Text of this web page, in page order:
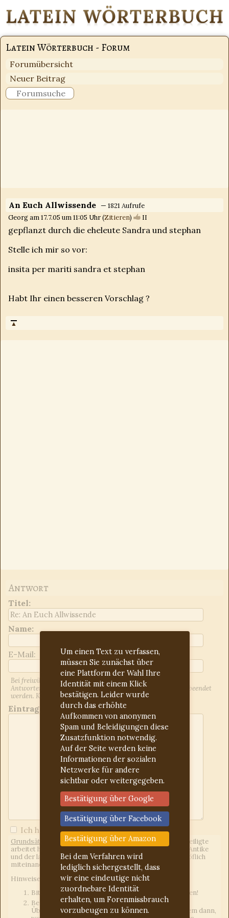
Latein Wörterbuch - Forum
Forumübersicht
Neuer Beitrag
An Euch Allwissende — 1821 Aufrufe
Georg am 17.7.05 um 11:05 Uhr (Zitieren) II
gepflanzt durch die eheleute Sandra und stephan
Stelle ich mir so vor:
insita per mariti sandra et stephan
Habt Ihr einen besseren Vorschlag ?
▲
Um einen Text zu verfassen,
müssen Sie zunächst über
eine Plattform der Wahl Ihre
Identität mit einem Klick
bestätigen. Leider wurde
durch das erhöhte
Aufkommen von anonymen
Spam und Beleidigungen diese
Zusatzfunktion notwendig.
Auf der Seite werden keine
Informationen der sozialen
Netzwerke für andere
sichtbar oder weitergegeben.
Bestätigung über Google
Bestätigung über Facebook
Bestätigung über Amazon
Bei dem Verfahren wird
lediglich sichergestellt, dass
wir eine eindeutige nicht
zuordnebare Identität
erhalten, um Forenmissbrauch
vorzubeugen zu können.
Antwort
Titel:
Name:
E-Mail:
Bei freiwilliger Angabe der E-Mail-Adresse werden Sie über
Antworten auf Ihren Beitrag informiert. Dies kann jederzeit beendet
werden. Kontrollieren Sie ggf. den Spam-Ordner.
Eintrag:
Ich habe dieForumregelngelesen
Grundsätzliches:
Wir sind ein freies Forum, d.h. jeder Beteiligte
arbeitet hier unentgeltlich. Uns eint das Interesse an der Antike
und der lateinischen Sprache. Wir gehen freundlich und höflich
miteinander um.
Hinweise an die Fragesteller:
Bitte für jedes Anliegen einen neuen Beitrag erstellen!
Bei Latein-Deutsch-Übersetzungen einen eigenen
Übersetzungsversuch mit angeben. Das gilt vor allem dann,